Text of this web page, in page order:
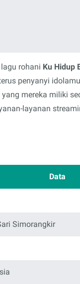
rohani Ku Hidup
penyanyi
mereka miliki
layanan
Data
Simorangkir